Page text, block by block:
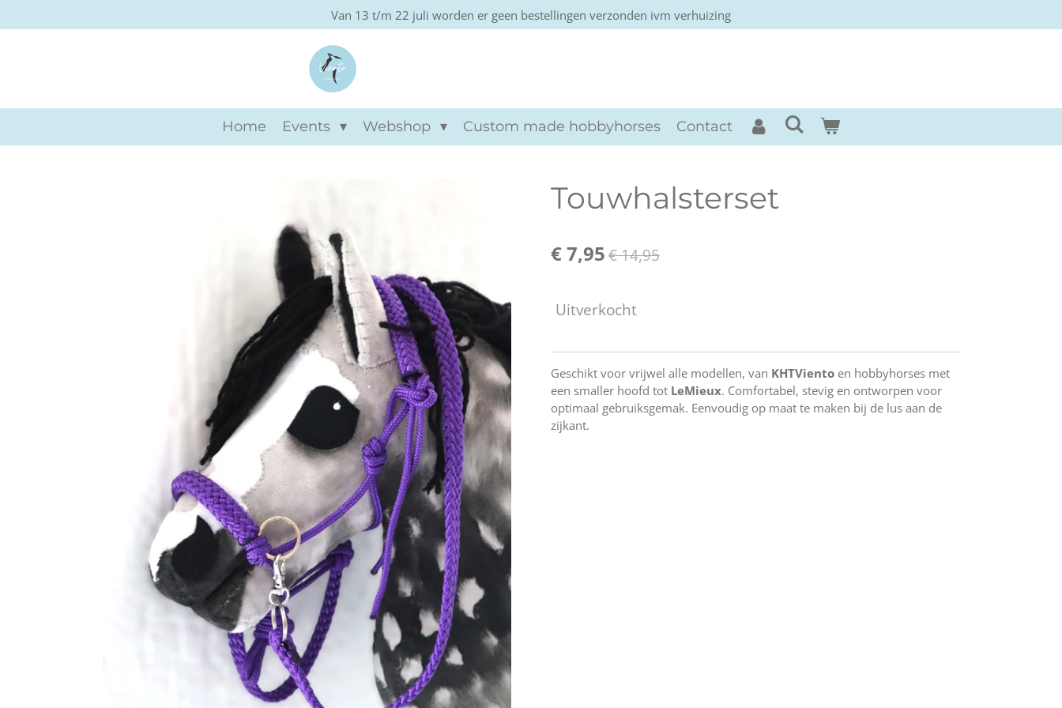
direct
Van 13 t/m 22 juli worden er geen bestellingen verzonden ivm verhuizing
Home Events Webshop Custom made hobbyhorses Contact
Touwhalsterset
€ 7,95€ 14,95
Uitverkocht
Geschikt voor vrijwel alle modellen, van KHTViento en hobbyhorses met
een smaller hoofd tot LeMieux. Comfortabel, stevig en ontworpen voor
optimaal gebruiksgemak. Eenvoudig op maat te maken bij de lus aan de
zijkant.